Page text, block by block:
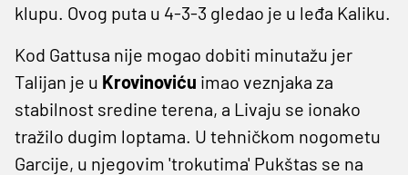
klupu. Ovog puta u 4-3-3 gledao je u leđa Kaliku.
Kod Gattusa nije mogao dobiti minutažu jer
Talijan je u Krovinoviću imao veznjaka za
stabilnost sredine terena, a Livaju se ionako
tražilo dugim loptama. U tehničkom nogometu
Garcije, u njegovim 'trokutima' Pukštas se na